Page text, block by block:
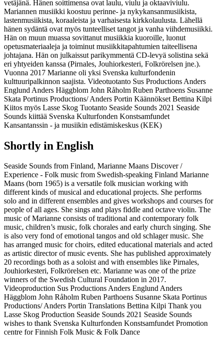
vetäjänä. Hänen soittimensa ovat laulu, viulu ja oktaaviviulu.
Mariannen musiikki koostuu perinne- ja nykykansanmusiikista,
lastenmusiikista, koraaleista ja varhaisesta kirkkolaulusta. Lähellä
hänen sydäntä ovat myös tunteelliset tangot ja vanha viihdemusiikki.
Hän on muun muassa sovittanut musiikkia kuoroille, luonut
opetusmateriaaleja ja toiminut musiikkitapahtumien taiteellisena
johtajana. Hän on julkaissut parikymmentä CD-levyä solistina sekä
eri yhtyeiden kanssa (Pirnales, Jouhiorkesteri, Folkrörelsen jne.).
Vuonna 2017 Marianne oli yksi Svenska kulturfondenin
kulttuuripalkinnon saajista. Videotuotanto Sus Productions Anders
Englund Anders Häggblom John Råholm Ruben Parthoens Susanne
Skata Portinus Productions/ Anders Portin Käännökset Bettina Kilpi
Kiitos myös Lasse Skog Tuotanto Seaside Sounds 2021 Seaside
Sounds kiittää Svenska Kulturfonden Konstsamfundet
Kansantanssin - ja musiikin edistämiskeskus (KEK)
Shortly in English
Seaside Sounds from Finland, Marianne Maans Discover /
Experience - Folk music from Swedish-speaking Finland Marianne
Maans (born 1965) is a versatile folk musician working with
different kinds of musical and educational projects. She performs
solo and in different ensembles and gives workshops and courses for
people of all ages. She sings and plays fiddle and octave violin. The
music of Marianne consists of traditional and contemporary folk
music, children’s music, folk chorales and early church singing. She
is also very fond of emotional tangos and old schlager music. She
has arranged music for choirs, edited educational materials and acted
as artistic director of music events. She has published approximately
20 recordings both as a soloist and with ensembles like Pirnales,
Jouhiorkesteri, Folkrörelsen etc. Marianne was one of the prize
winners of the Swedish Cultural Foundation in 2017.
Videoproduction Sus Productions Anders Englund Anders
Häggblom John Råholm Ruben Parthoens Susanne Skata Portinus
Productions/ Anders Portin Translations Bettina Kilpi Thank you
Lasse Skog Production Seaside Sounds 2021 Seaside Sounds
wishes to thank Svenska Kulturfonden Konstsamfundet Promotion
centre for Finnish Folk Music & Folk Dance